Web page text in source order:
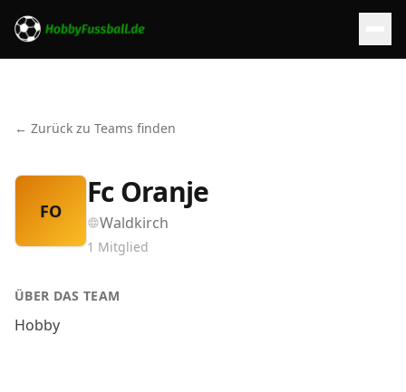
← Zurück zu Teams finden
FO
Fc Oranje
Waldkirch
1 Mitglied
ÜBER DAS TEAM
Hobby